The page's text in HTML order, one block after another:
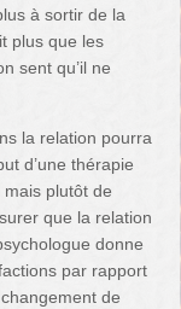
à sortir de la
plus que les
sent qu’il ne
la relation pourra
d’une thérapie
plutôt de
que la relation
donne
par rapport
de